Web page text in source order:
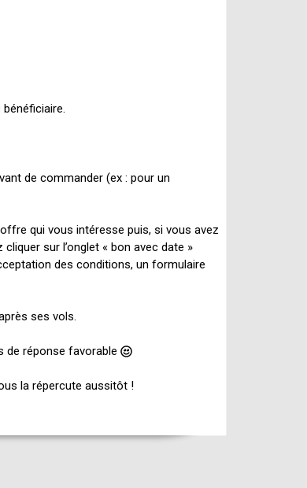
de commander (ex : pour un
qui vous intéresse puis, si vous avez
sur l’onglet « bon avec date »
des conditions, un formulaire
ses vols.
de réponse favorable
la répercute aussitôt !